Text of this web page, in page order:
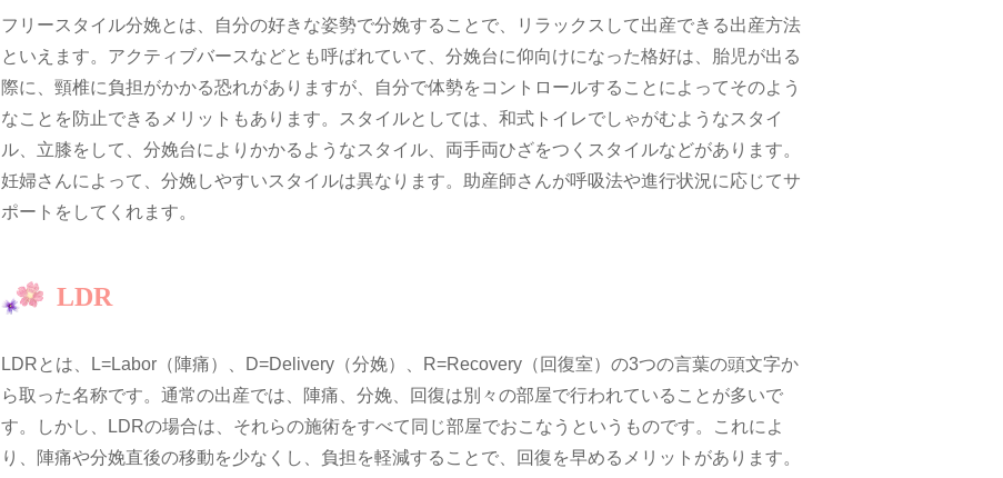
フリースタイル分娩とは、自分の好きな姿勢で分娩することで、リラックスして出産できる出産方法
といえます。アクティブバースなどとも呼ばれていて、分娩台に仰向けになった格好は、胎児が出る
際に、頸椎に負担がかかる恐れがありますが、自分で体勢をコントロールすることによってそのよう
なことを防止できるメリットもあります。スタイルとしては、和式トイレでしゃがむようなスタイ
ル、立膝をして、分娩台によりかかるようなスタイル、両手両ひざをつくスタイルなどがあります。
妊婦さんによって、分娩しやすいスタイルは異なります。助産師さんが呼吸法や進行状況に応じてサ
ポートをしてくれます。
LDR
LDRとは、L=Labor（陣痛）、D=Delivery（分娩）、R=Recovery（回復室）の3つの言葉の頭文字か
ら取った名称です。通常の出産では、陣痛、分娩、回復は別々の部屋で行われていることが多いで
す。しかし、LDRの場合は、それらの施術をすべて同じ部屋でおこなうというものです。これによ
り、陣痛や分娩直後の移動を少なくし、負担を軽減することで、回復を早めるメリットがあります。